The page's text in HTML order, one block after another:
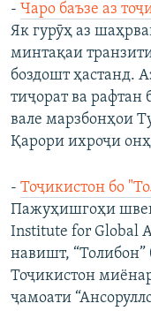
- Чаро баъзе аз
Як гурӯҳ аз
минтақаи
боздошт ҳастанд.
тиҷорат ва
вале марзбонҳои
Қарори ихроҷи
- Тоҷикистон бо
Пажуҳишгоҳи
Institute for Global
навишт,
Тоҷикистон
ҷамоати